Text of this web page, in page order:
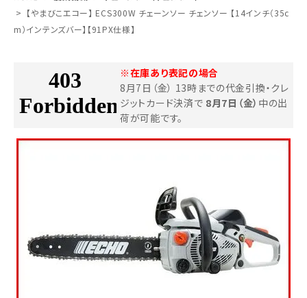
search
お気に入り一覧
農業資材
【やまびこエコー】 ECS300W チェーンソー チェンソー 【14インチ（35c
m）インテンズバー】【91PX仕様】
※在庫あり表記の場合
8月7日（金） 13時までの代金引換・クレ
ジットカード決済で 8月7日（金） 中の出
荷が可能です。